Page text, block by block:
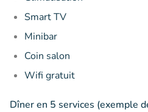
Smart TV
Minibar
Coin salon
Wifi gratuit
Dîner en 5 services (exemple